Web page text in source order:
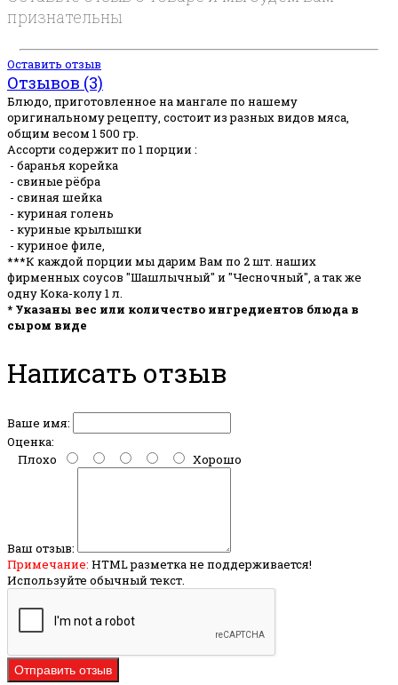
признательны
Оставить отзыв
Отзывов (3)
Блюдо, приготовленное на мангале по нашему
оригинальному рецепту, состоит из разных видов мяса,
общим весом 1 500 гр.
Ассорти содержит по 1 порции :
- баранья корейка
- свиные рёбра
- свиная шейка
- куриная голень
- куриные крылышки
- куриное филе,
***К каждой порции мы дарим Вам по 2 шт. наших
фирменных соусов "Шашлычный" и "Чесночный", а так же
одну Кока-колу 1 л.
* Указаны вес или количество ингредиентов блюда в
сыром виде
Написать отзыв
Ваше имя:
Оценка:
Плохо
Хорошо
Ваш отзыв:
Примечание: HTML разметка не поддерживается!
Используйте обычный текст.
Отправить отзыв